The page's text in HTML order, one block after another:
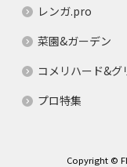
レンガ.pro
菜園&ガーデン
コメリハード&グ
プロ特集
Copyright ©